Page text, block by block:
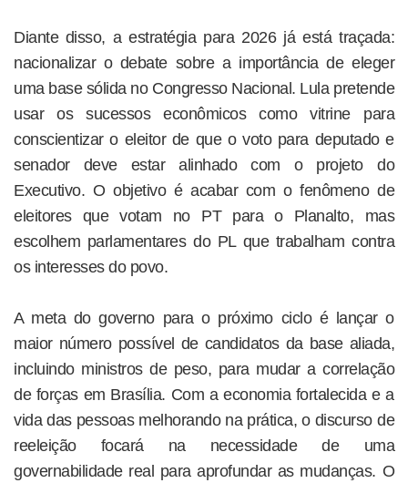
Diante disso, a estratégia para 2026 já está traçada:
nacionalizar o debate sobre a importância de eleger
uma base sólida no Congresso Nacional. Lula pretende
usar os sucessos econômicos como vitrine para
conscientizar o eleitor de que o voto para deputado e
senador deve estar alinhado com o projeto do
Executivo. O objetivo é acabar com o fenômeno de
eleitores que votam no PT para o Planalto, mas
escolhem parlamentares do PL que trabalham contra
os interesses do povo.
A meta do governo para o próximo ciclo é lançar o
maior número possível de candidatos da base aliada,
incluindo ministros de peso, para mudar a correlação
de forças em Brasília. Com a economia fortalecida e a
vida das pessoas melhorando na prática, o discurso de
reeleição focará na necessidade de uma
governabilidade real para aprofundar as mudanças. O